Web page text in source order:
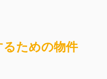
るための物件